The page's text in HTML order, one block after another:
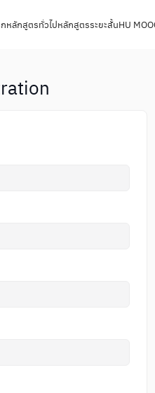
หลักสูตรทั่วไปหลักสูตรระยะสั้นHU